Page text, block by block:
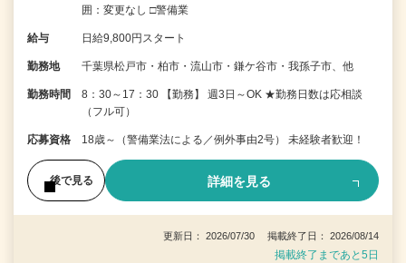
囲：変更なし □警備業
給与 日給9,800円スタート
勤務地 千葉県松戸市・柏市・流山市・鎌ケ谷市・我孫子市、他
勤務時間
8：30～17：30 【勤務】 週3日～OK ★勤務日数は応相談
（フル可）
応募資格 18歳～（警備業法による／例外事由2号） 未経験者歓迎！
後で見る 詳細を見る
更新日： 2026/07/30 掲載終了日： 2026/08/14
掲載終了まであと5日